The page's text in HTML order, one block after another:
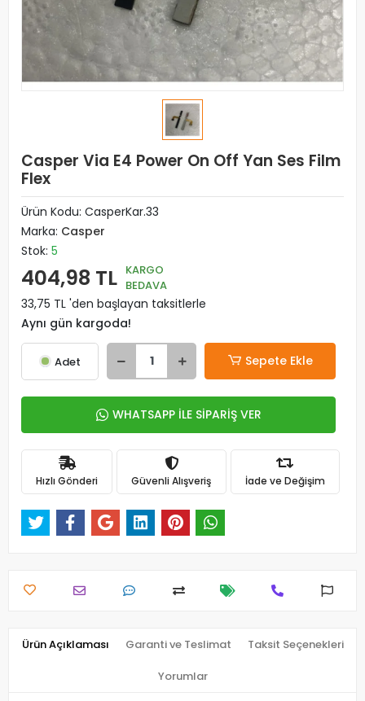
Casper Via E4 Power On Off Yan Ses Film
Flex
Ürün Kodu: CasperKar.33
Marka: Casper
Stok: 5
404,98 TL KARGO
BEDAVA
33,75 TL 'den başlayan taksitlerle
Aynı gün kargoda!
Adet Sepete Ekle
WHATSAPP İLE SİPARİŞ VER
Hızlı Gönderi Güvenli Alışveriş İade ve Değişim
Ürün Açıklaması Garanti ve Teslimat Taksit Seçenekleri
Yorumlar